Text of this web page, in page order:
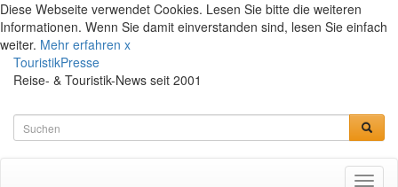
Diese Webseite verwendet Cookies. Lesen Sie bitte die weiteren
Informationen. Wenn Sie damit einverstanden sind, lesen Sie einfach
weiter. Mehr erfahren x
TouristikPresse
Reise- & Touristik-News seit 2001